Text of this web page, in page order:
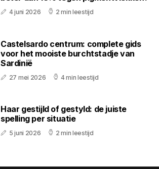
4 juni 2026 2 min leestijd
Castelsardo centrum: complete gids
voor het mooiste burchtstadje van
Sardinië
27 mei 2026 4 min leestijd
Haar gestijld of gestyld: de juiste
spelling per situatie
5 juni 2026 2 min leestijd